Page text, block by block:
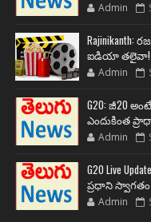
Admin
ఐడియా తలైవా!
Admin
G20: జీ20
ఎందుకింత
Admin
G20 Live
ప్రధాని స్వాగతం
Admin